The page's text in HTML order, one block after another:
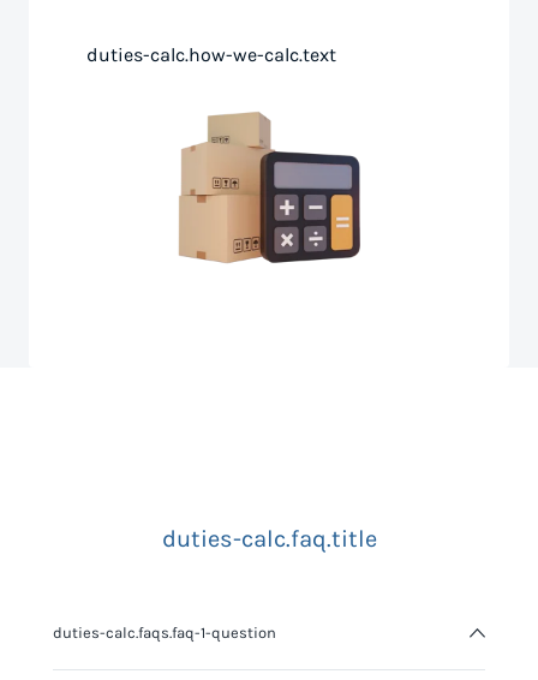
duties-calc.how-we-calc.text
duties-calc.faq.title
duties-calc.faqs.faq-1-question